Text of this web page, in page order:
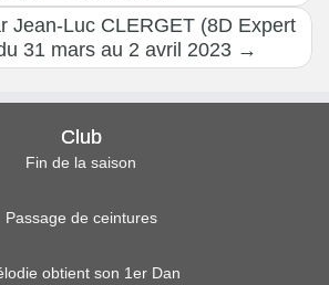
Jean-Luc CLERGET (8D Expert
31 mars au 2 avril 2023 →
Club
Fin de la saison
Passage de ceintures
obtient son 1er Dan